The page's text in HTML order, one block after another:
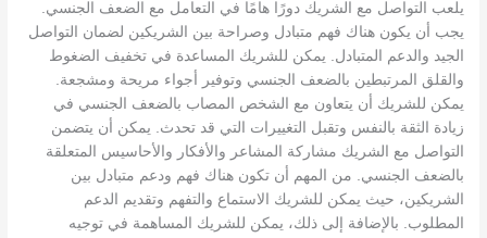
يلعب التواصل مع الشريك دورًا هامًا في التعامل مع الضعف الجنسي.
يجب أن يكون هناك فهم متبادل وصراحة بين الشريكين لضمان التواصل
الجيد والدعم المتبادل. يمكن للشريك المساعدة في تخفيف الضغوط
والقلق المرتبطين بالضعف الجنسي وتوفير أجواء مريحة ومشجعة.
يمكن للشريك أن يتعاون مع الشخص المصاب بالضعف الجنسي في
زيادة الثقة بالنفس وتقبل التغييرات التي قد تحدث. يمكن أن يتضمن
التواصل مع الشريك مشاركة المشاعر والأفكار والأحاسيس المتعلقة
بالضعف الجنسي. من المهم أن تكون هناك فهم ودعم متبادل بين
الشريكين، حيث يمكن للشريك الاستماع والتفهم وتقديم الدعم
المطلوب. بالإضافة إلى ذلك، يمكن للشريك المساهمة في توجيه